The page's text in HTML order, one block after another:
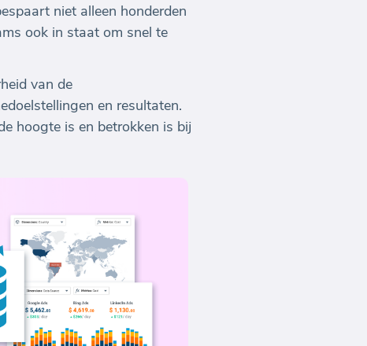
niet alleen honderden
ook in staat om snel te
van de
en resultaten.
hoogte is en betrokken is bij